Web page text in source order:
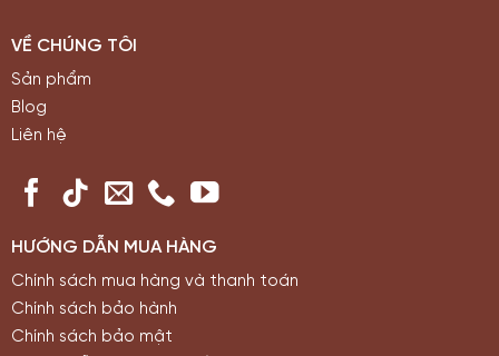
VỀ CHÚNG TÔI
Sản phẩm
Blog
Liên hệ
HƯỚNG DẪN MUA HÀNG
Chính sách mua hàng và thanh toán
Chính sách bảo hành
Chính sách bảo mật